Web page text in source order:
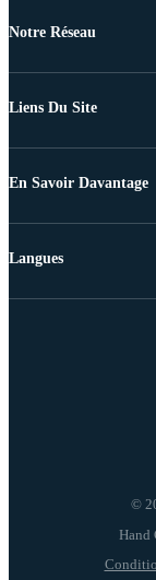
Notre Réseau
Liens Du Site
En Savoir Davantage
©
Langues